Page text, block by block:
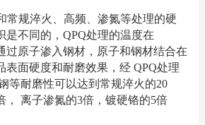
常规淬火、高频、渗氮等处理的硬
是不同的，QPQ处理的温度在
过原子渗入钢材，原子和钢材结合在
表面硬度和耐磨效果，经 QPQ处理
等耐磨性可以达到常规淬火的20
， 离子渗氮的3倍，镀硬铬的5倍